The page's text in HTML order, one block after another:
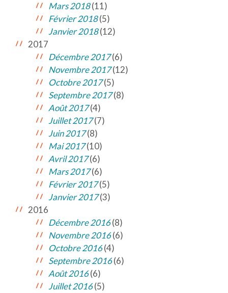
Mars 2018(11)
Février 2018(5)
Janvier 2018(12)
2017
Décembre 2017(6)
Novembre 2017(12)
Octobre 2017(5)
Septembre 2017(8)
Août 2017(4)
Juillet 2017(7)
Juin 2017(8)
Mai 2017(10)
Avril 2017(6)
Mars 2017(6)
Février 2017(5)
Janvier 2017(3)
2016
Décembre 2016(8)
Novembre 2016(6)
Octobre 2016(4)
Septembre 2016(6)
Août 2016(6)
Juillet 2016(5)